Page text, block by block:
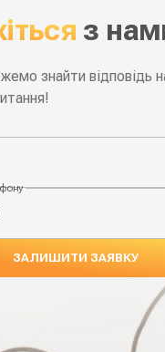
з
знайти відповідь
ЗАЛИШИТИ ЗАЯВКУ